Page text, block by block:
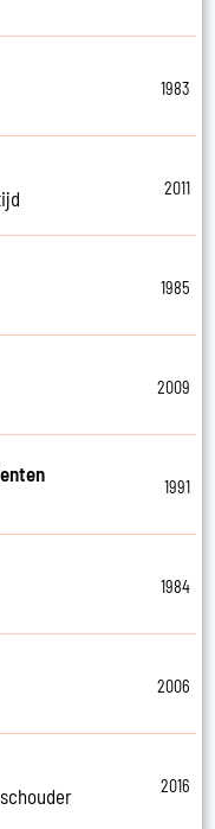
1983
2011
1985
2009
1991
1984
2006
2016